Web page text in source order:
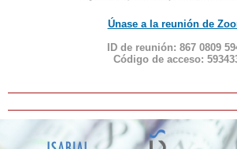
Únase a la reunión de
ID de reunión: 867 0809
Código de acceso: